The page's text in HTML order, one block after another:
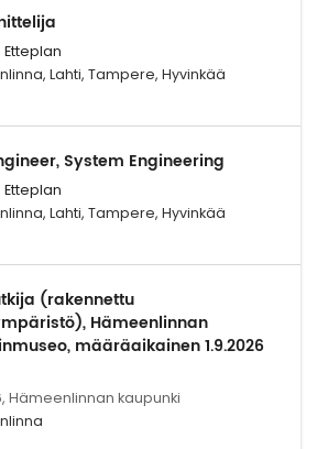
Etteplan
Lahti, Tampere, Hyvinkää
System Engineering
Etteplan
Lahti, Tampere, Hyvinkää
(rakennettu
Hämeenlinnan
määräaikainen 1.9.2026
Hämeenlinnan kaupunki